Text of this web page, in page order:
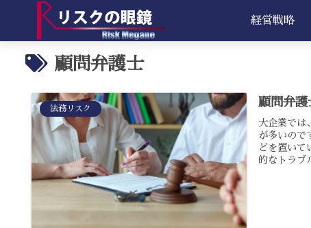
経営戦略
顧問弁護士
法務リスク 顧問弁
大企業では
が多いので
どを置いて
的なトラブ